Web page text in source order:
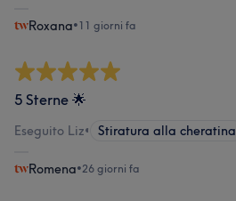
Roxana•11 giorni fa
5 Sterne 🌟
Eseguito Liz• Stiratura alla cheratina
Romena•26 giorni fa